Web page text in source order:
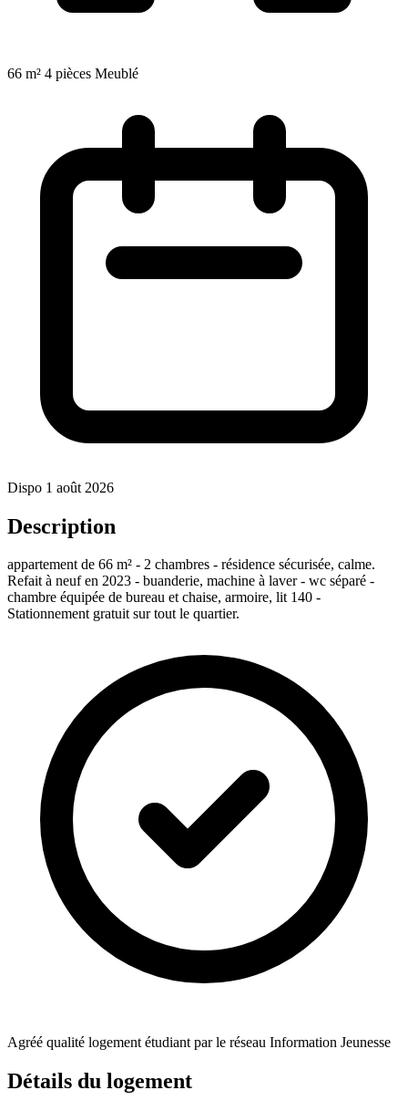
66 m² 4 pièces Meublé
Dispo 1 août 2026
Description
appartement de 66 m² - 2 chambres - résidence sécurisée, calme.
Refait à neuf en 2023 - buanderie, machine à laver - wc séparé -
chambre équipée de bureau et chaise, armoire, lit 140 -
Stationnement gratuit sur tout le quartier.
Agréé qualité logement étudiant par le réseau Information Jeunesse
Détails du logement